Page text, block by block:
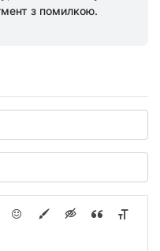
з помилкою.